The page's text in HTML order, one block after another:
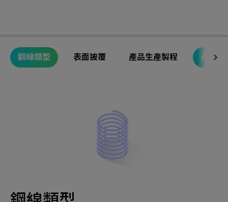
鋼線類型 表面披覆 產品生產製程 產品系